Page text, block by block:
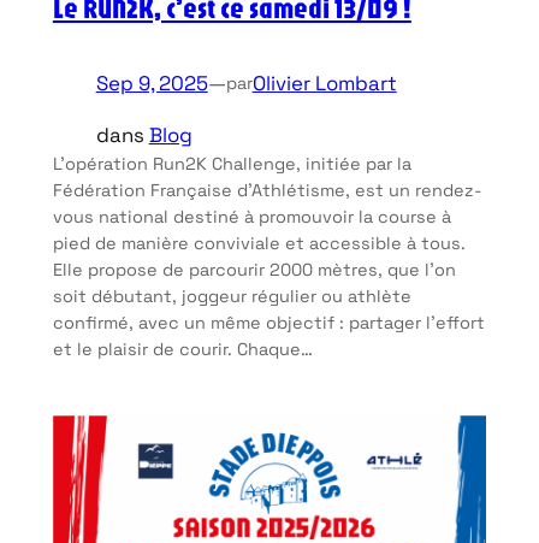
Le RUN2K, c’est ce samedi 13/09 !
Sep 9, 2025—parOlivier Lombart
dans Blog
L’opération Run2K Challenge, initiée par la
Fédération Française d’Athlétisme, est un rendez-
vous national destiné à promouvoir la course à
pied de manière conviviale et accessible à tous.
Elle propose de parcourir 2000 mètres, que l’on
soit débutant, joggeur régulier ou athlète
confirmé, avec un même objectif : partager l’effort
et le plaisir de courir. Chaque…